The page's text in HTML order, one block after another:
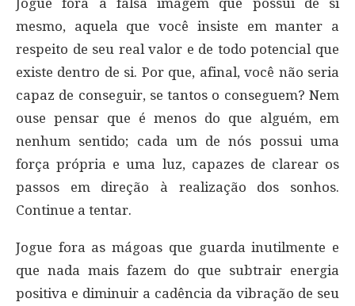
mesmo, aquela que você insiste em manter a
respeito de seu real valor e de todo potencial que
existe dentro de si. Por que, afinal, você não seria
capaz de conseguir, se tantos o conseguem? Nem
ouse pensar que é menos do que alguém, em
nenhum sentido; cada um de nós possui uma
força própria e uma luz, capazes de clarear os
passos em direção à realização dos sonhos.
Continue a tentar.
Jogue fora as mágoas que guarda inutilmente e
que nada mais fazem do que subtrair energia
positiva e diminuir a cadência da vibração de seu